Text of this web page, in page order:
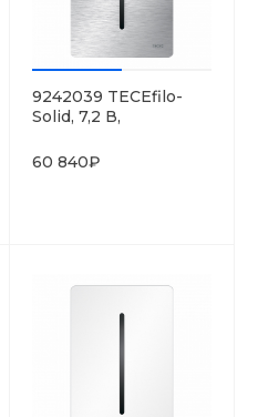
9242039 TECEfilo-
Solid, 7,2 В,
сатин
60 840₽